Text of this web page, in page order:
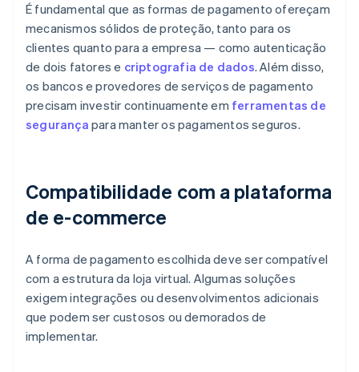
É fundamental que as formas de pagamento ofereçam
mecanismos sólidos de proteção, tanto para os
clientes quanto para a empresa — como autenticação
de dois fatores e criptografia de dados. Além disso,
os bancos e provedores de serviços de pagamento
precisam investir continuamente em ferramentas de
segurança para manter os pagamentos seguros.
Compatibilidade com a plataforma
de e-commerce
A forma de pagamento escolhida deve ser compatível
com a estrutura da loja virtual. Algumas soluções
exigem integrações ou desenvolvimentos adicionais
que podem ser custosos ou demorados de
implementar.